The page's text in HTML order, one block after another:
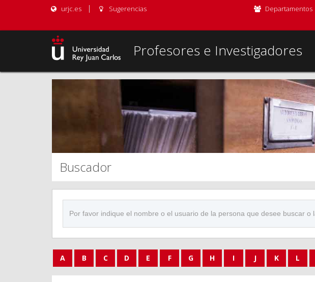
urjc.es Sugerencias Departamentos
Profesores e Investigadores
Buscador
A B C D E F G H I J K L